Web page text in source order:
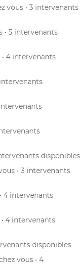
vous • 3 intervenants
• 5 intervenants
• 4 intervenants
disponibles
• 3 intervenants
4 intervenants
• 4 intervenants
disponibles
vous • 4